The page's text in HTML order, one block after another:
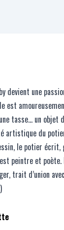
devient une
est
tasse… un objet
artistique du
le potier
peintre et
trait d’union